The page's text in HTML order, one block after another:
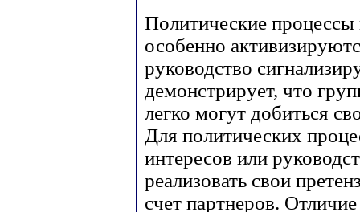
Политические
особенно
руководство
демонстрирует, что
легко могут добиться
Для политических
интересов или
реализовать свои
счет партнеров.